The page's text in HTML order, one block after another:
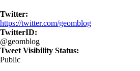
Twitter:
https://twitter.com/geomblog
TwitterID:
@geomblog
Tweet Visibility Status:
Public